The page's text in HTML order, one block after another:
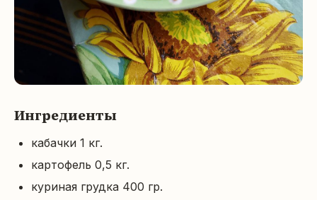
Ингредиенты
кабачки 1 кг.
картофель 0,5 кг.
куриная грудка 400 гр.